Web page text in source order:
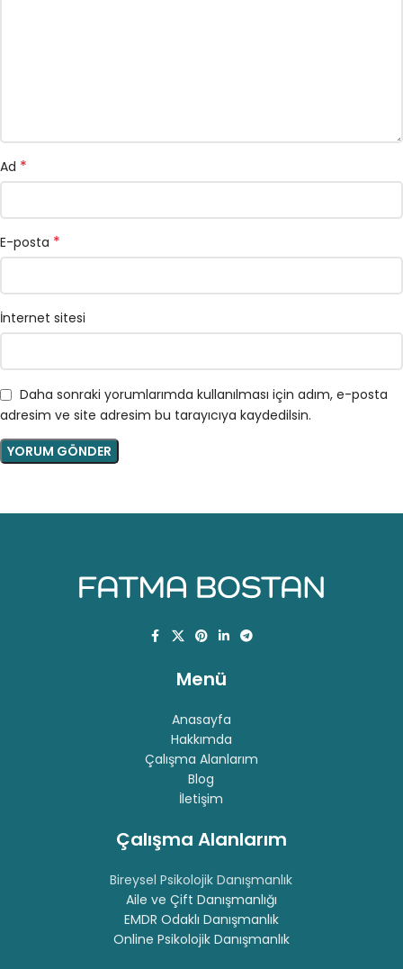
Ad *
E-posta *
İnternet sitesi
Daha sonraki yorumlarımda kullanılması için adım, e-posta
adresim ve site adresim bu tarayıcıya kaydedilsin.
Menü
Anasayfa
Hakkımda
Çalışma Alanlarım
Blog
İletişim
Çalışma Alanlarım
Bireysel Psikolojik Danışmanlık
Aile ve Çift Danışmanlığı
EMDR Odaklı Danışmanlık
Online Psikolojik Danışmanlık